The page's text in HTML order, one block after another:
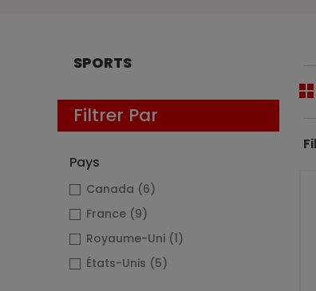
SPORTS
Filtrer Par
Pays
Canada (6)
France (9)
Royaume-Uni (1)
États-Unis (5)